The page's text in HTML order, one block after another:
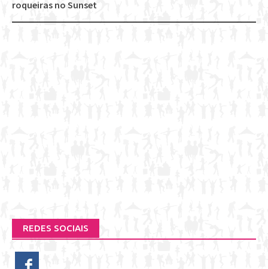
roqueiras no Sunset
REDES SOCIAIS